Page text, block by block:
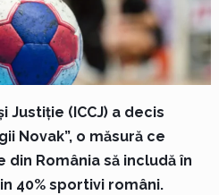
Justiție (ICCJ) a decis
Novak”, o măsură ce
România să includă în
40% sportivi români.